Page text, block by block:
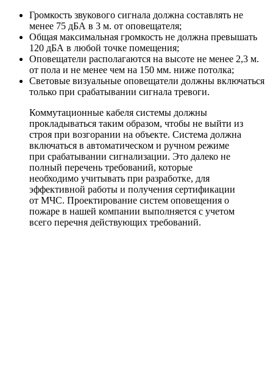
Громкость звукового сигнала должна составлять не
менее 75 дБА в 3 м. от оповещателя;
Общая максимальная громкость не должна превышать
120 дБА в любой точке помещения;
Оповещатели располагаются на высоте не менее 2,3 м.
от пола и не менее чем на 150 мм. ниже потолка;
Световые визуальные оповещатели должны включаться
только при срабатывании сигнала тревоги.
Коммутационные кабеля системы должны
прокладываться таким образом, чтобы не выйти из
строя при возгорании на объекте. Система должна
включаться в автоматическом и ручном режиме
при срабатывании сигнализации. Это далеко не
полный перечень требований, которые
необходимо учитывать при разработке, для
эффективной работы и получения сертификации
от МЧС. Проектирование систем оповещения о
пожаре в нашей компании выполняется с учетом
всего перечня действующих требований.